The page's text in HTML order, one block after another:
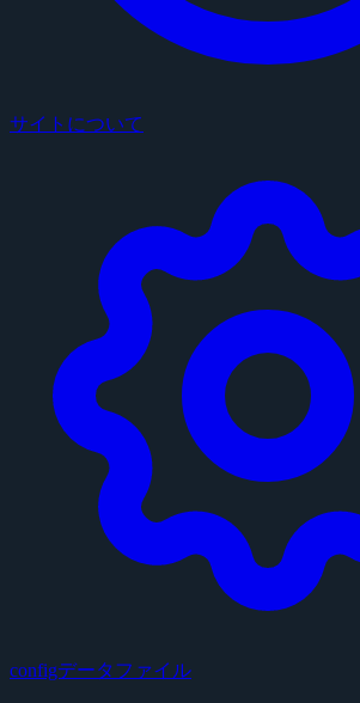
サイトについて
configデータファイル